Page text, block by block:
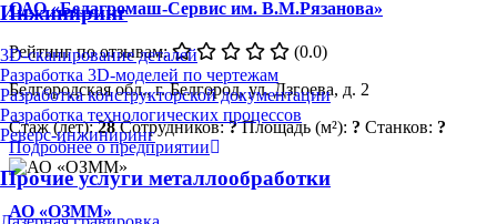
Инжиниринг
3D-сканирование деталей
Разработка 3D-моделей по чертежам
Разработка конструкторской документации
Разработка технологических процессов
Реверс-инжиниринг
Прочие услуги металлообработки
ОАО «Белагромаш-Сервис им. В.М.Рязанова»
Рейтинг по отзывам:
(0.0)
Белгородская обл., г. Белгород, ул. Дзгоева, д. 2
Стаж (лет):28 Сотрудников:? Площадь (м²): ? Станков: ?
Подробнее о предприятии
АО «ОЗММ»